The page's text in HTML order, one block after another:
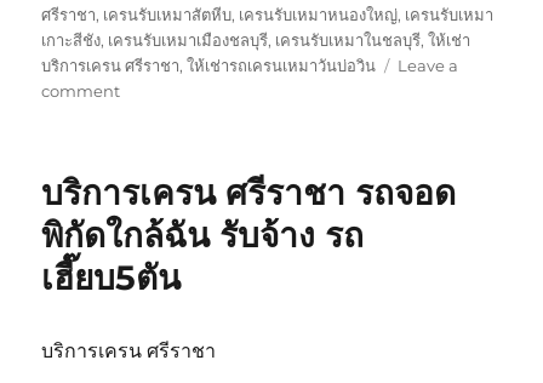
ศรีราชา, เครนรับเหมาสัตหีบ, เครนรับเหมาหนองใหญ่, เครนรับเหมา
เกาะสีชัง, เครนรับเหมาเมืองชลบุรี, เครนรับเหมาในชลบุรี,ให้เช่า
บริการเครน ศรีราชา,ให้เช่ารถเครนเหมาวันบ่อวิน
Leave a
commenton
เครน
บ่อ
วิน
ศรีราชา
เหมา
รถ
บริการเครน ศรีราชา รถจอด
พิกัดใกล้ฉัน รับจ้าง รถ
เฮี๊ยบ5ตัน
บริการเครน ศรีราชา